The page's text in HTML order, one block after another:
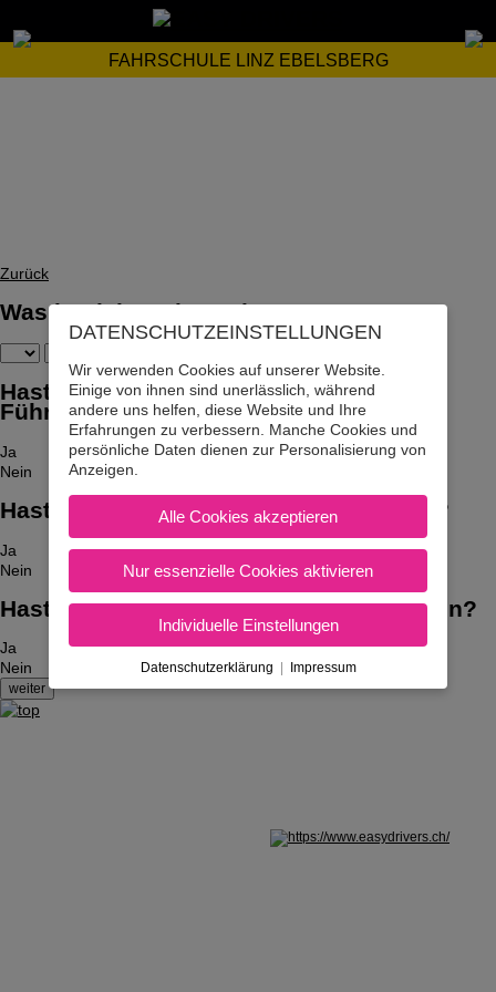
FAHRSCHULE LINZ EBELSBERG
Zurück
Was ist dein Geburtsdatum?
Hast du bereits den Motorrad-
Führerschein? (Kein Moped!)
Ja
Nein
Hast du bereits den Auto-Führerschein?
Ja
Nein
Hast du bereits den Traktor-Führerschein?
Ja
Nein
DATENSCHUTZ­EINSTELLUNGEN
Wir verwenden Cookies auf unserer Website.
Einige von ihnen sind unerlässlich, während
andere uns helfen, diese Website und Ihre
Erfahrungen zu verbessern. Manche Cookies und
persönliche Daten dienen zur Personalisierung von
Anzeigen.
Alle Cookies akzeptieren
Nur essenzielle Cookies aktivieren
Individuelle Einstellungen
Datenschutzerklärung | Impressum